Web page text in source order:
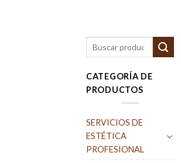
CATEGORÍA DE
PRODUCTOS
SERVICIOS DE
ESTÉTICA
PROFESIONAL